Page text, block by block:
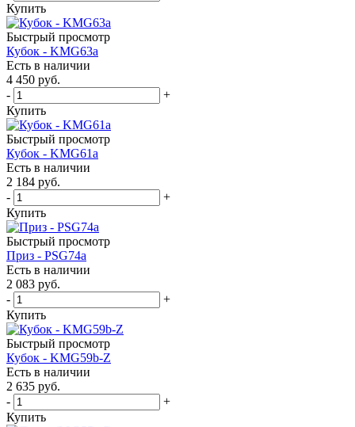
Купить
Быстрый просмотр
Кубок - KMG63a
Есть в наличии
4 450 руб.
-
+
Купить
Быстрый просмотр
Кубок - KMG61a
Есть в наличии
2 184 руб.
-
+
Купить
Быстрый просмотр
Приз - PSG74a
Есть в наличии
2 083 руб.
-
+
Купить
Быстрый просмотр
Кубок - KMG59b-Z
Есть в наличии
2 635 руб.
-
+
Купить